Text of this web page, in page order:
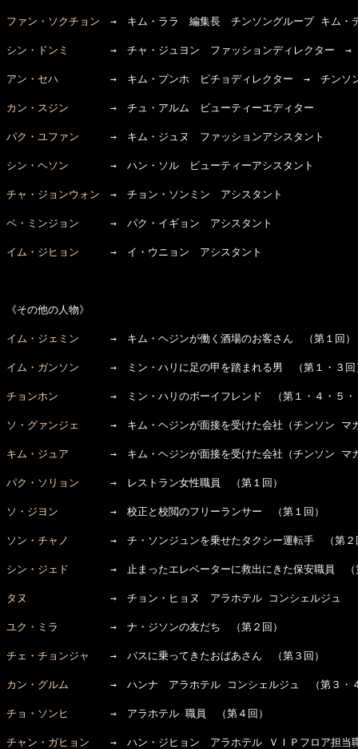
ファン・ソクチョン →　キム・ララ　編集長　チンソングループ キム・
シン・ドンミ →　チャ・ジュヨン　ファッションディレクター　→
アン・セハ →　キム・プンホ　ピチョディレクター　→　チンソン
カン・スジン →　チュ・アルム　ビューティーエディター
パク・ユファン →　キム・ジュヌ　ファッションアシスタント
シン・ヘソン →　ハン・ソル　ビューティーアシスタント
チャ・ジョンウォン →　チョン・ソンミン　アシスタント
ペ・ミンジョン →　パク・イギョン　アシスタント
イム・ジヒョン →　イ・ウニョン　アシスタント
《その他の人物》
イム・ジェミン →　キム・ヘジンが働く酒場のお客さん　（第１回）
イム・ガンソン →　ミン・ハリに足の甲を踏まれる男　（第１・３回
チョンホン →　ミン・ハリのボーイフレンド　（第１・４・５・
ソ・グァンジェ →　キム・ヘジンが面接を受けた会社（チンソン マガ
キム・ジュア →　キム・ヘジンが面接を受けた会社（チンソン マガ
パク・ソリョン →　レストラン女性職員　（第１回）
ソ・ジヨン →　校正と校閲のフリーランサー　（第１回）
ソン・チャノ →　チ・ソンジュンを乗せたタクシー運転手　（第２
シン・ジェド →　止まったエレベーターに救出にきた保安職員　（
タヌ →　チョン・ヒョヌ　アラホテル コンシェルジュ　（第
ユク・ミラ →　ナ・ジソンの友だち　（第２回）
チェ・チョンジャ →　バスに乗ってきたおばあさん　（第３回）
カン・グルム →　ハンナ　アラホテル コンシェルジュ　（第３・
チョ・ソンヒ →　アラホテル 職員　（第４回）
チャン・ガヒョン →　ハン・ジヒョン　アラホテル ＶＩＰフロア担当